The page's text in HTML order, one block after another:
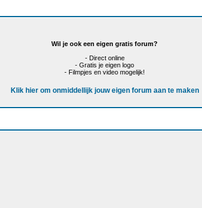
Wil je ook een eigen gratis forum?
- Direct online
- Gratis je eigen logo
- Filmpjes en video mogelijk!
Klik hier om onmiddellijk jouw eigen forum aan te maken